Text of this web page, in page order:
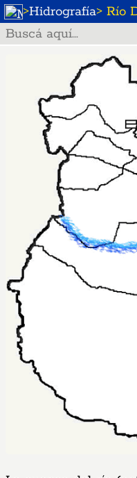
>Hidrografía> Río